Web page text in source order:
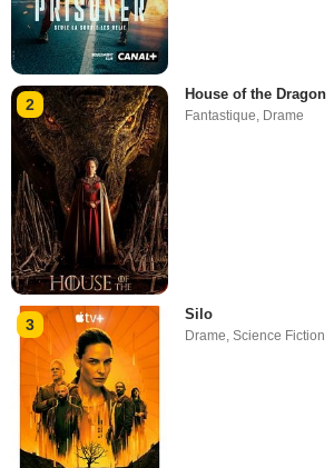
2
House of the Dragon
Fantastique Drame
3
Silo
Drame,Science Fiction